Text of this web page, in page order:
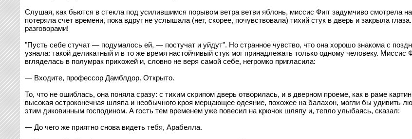
Слушая, как бьются в стекла под усилившимся порывом ветра ветви яблонь, миссис Фигг задумчиво смотрела
потеряла счет времени, пока вдруг не услышала (нет, скорее, почувствовала) тихий стук в дверь и закрыла
разговорами!
"Пусть себе стучат — подумалось ей, — постучат и уйдут". Но странное чувство, что она хорошо знакома с
узнала: такой деликатный и в то же время настойчивый стук мог принадлежать только одному человеку. Миссис
вгляделась в полумрак прихожей и, словно не веря самой себе, негромко пригласила:
— Входите, профессор Дамблдор. Открыто.
То, что не ошиблась, она поняла сразу: с тихим скрипом дверь отворилась, и в дверном проеме, как в раме
высокая остроконечная шляпа и необычного кроя мерцающее одеяние, похожее на балахон, могли бы удивить
этим диковинным господином. А гость тем временем уже повесил на крючок шляпу и, тепло улыбаясь, сказал:
— До чего же приятно снова видеть тебя, Арабелла.